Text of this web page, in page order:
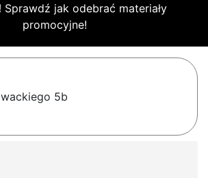
Sprawdź jak odebrać materiały
promocyjne!
5b